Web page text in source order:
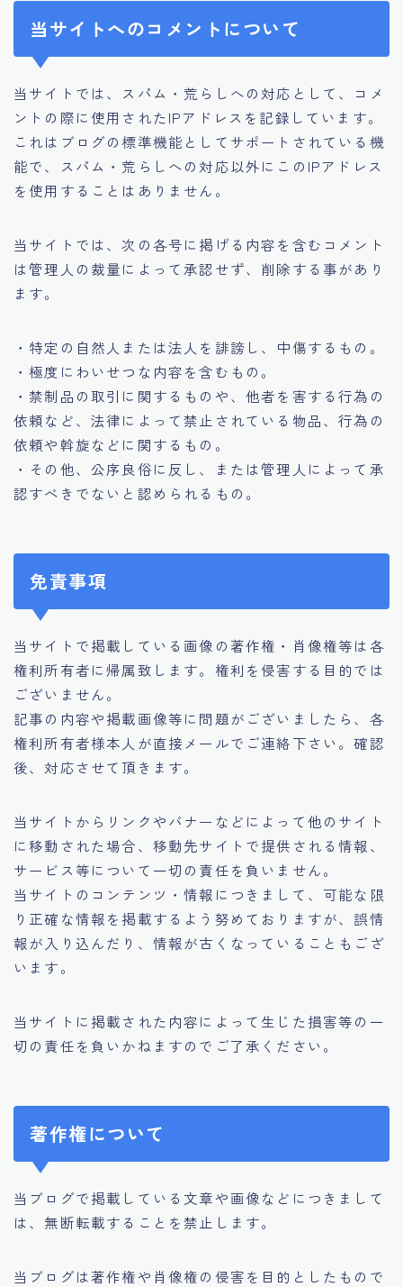
当サイトへのコメントについて
当サイトでは、スパム・荒らしへの対応として、コメ
ントの際に使用されたIPアドレスを記録しています。
これはブログの標準機能としてサポートされている機
能で、スパム・荒らしへの対応以外にこのIPアドレス
を使用することはありません。
当サイトでは、次の各号に掲げる内容を含むコメント
は管理人の裁量によって承認せず、削除する事があり
ます。
・特定の自然人または法人を誹謗し、中傷するもの。
・極度にわいせつな内容を含むもの。
・禁制品の取引に関するものや、他者を害する行為の
依頼など、法律によって禁止されている物品、行為の
依頼や斡旋などに関するもの。
・その他、公序良俗に反し、または管理人によって承
認すべきでないと認められるもの。
免責事項
当サイトで掲載している画像の著作権・肖像権等は各
権利所有者に帰属致します。権利を侵害する目的では
ございません。
記事の内容や掲載画像等に問題がございましたら、各
権利所有者様本人が直接メールでご連絡下さい。確認
後、対応させて頂きます。
当サイトからリンクやバナーなどによって他のサイト
に移動された場合、移動先サイトで提供される情報、
サービス等について一切の責任を負いません。
当サイトのコンテンツ・情報につきまして、可能な限
り正確な情報を掲載するよう努めておりますが、誤情
報が入り込んだり、情報が古くなっていることもござ
います。
当サイトに掲載された内容によって生じた損害等の一
切の責任を負いかねますのでご了承ください。
著作権について
当ブログで掲載している文章や画像などにつきまして
は、無断転載することを禁止します。
当ブログは著作権や肖像権の侵害を目的としたもので